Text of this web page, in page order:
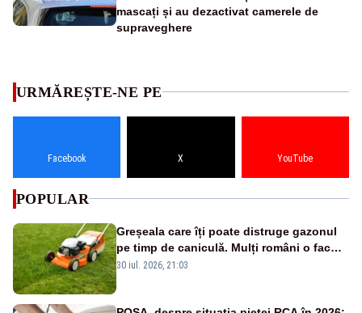
mascați și au dezactivat camerele de
supraveghere
URMĂREȘTE-NE PE
Facebook X YouTube
POPULAR
Greșeala care îți poate distruge gazonul
pe timp de caniculă. Mulți români o fac
fără să își dea seama
30 iul. 2026, 21:03